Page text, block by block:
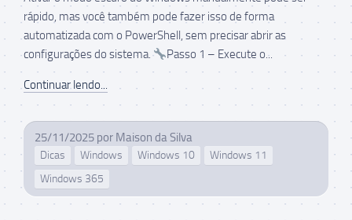
rápido, mas você também pode fazer isso de forma
automatizada com o PowerShell, sem precisar abrir as
configurações do sistema.
Passo 1 – Execute o...
Continuar lendo...
25/11/2025 por Maison da Silva
Dicas Windows Windows 10
Windows 11
Windows 365